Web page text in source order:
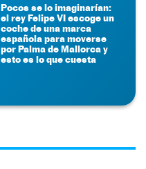
Pocos se lo imaginarían:
el rey Felipe VI escoge un
coche de una marca
española para moverse
por Palma de Mallorca y
esto es lo que cuesta